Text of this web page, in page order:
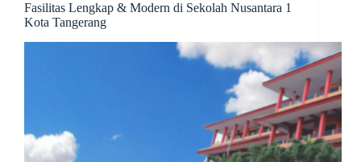
Fasilitas Lengkap & Modern di Sekolah Nusantara 1
Kota Tangerang